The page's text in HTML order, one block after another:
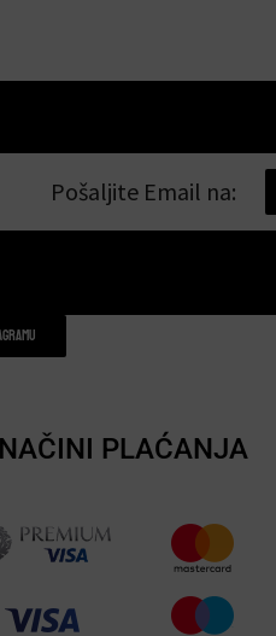
Pošaljite Email na:
NAČINI PLAĆANJA